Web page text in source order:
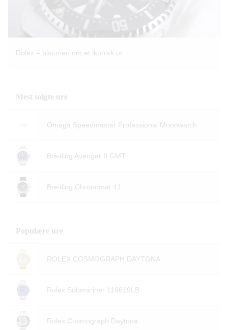
Rolex – historien om et ikonisk ur
Mest solgte ure
Omega Speedmaster Professional Moonwatch
Breitling Avenger II GMT
Breitling Chronomat 41
Populære ure
ROLEX COSMOGRAPH DAYTONA
Rolex Submariner 116619LB
Rolex Cosmograph Daytona